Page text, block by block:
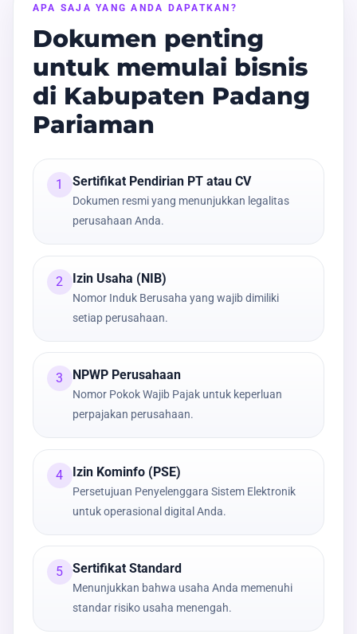
APA SAJA YANG ANDA DAPATKAN?
Dokumen penting
untuk memulai bisnis
di Kabupaten Padang
Pariaman
1 Sertifikat Pendirian PT atau CV
Dokumen resmi yang menunjukkan legalitas
perusahaan Anda.
2 Izin Usaha (NIB)
Nomor Induk Berusaha yang wajib dimiliki
setiap perusahaan.
3 NPWP Perusahaan
Nomor Pokok Wajib Pajak untuk keperluan
perpajakan perusahaan.
4 Izin Kominfo (PSE)
Persetujuan Penyelenggara Sistem Elektronik
untuk operasional digital Anda.
5 Sertifikat Standard
Menunjukkan bahwa usaha Anda memenuhi
standar risiko usaha menengah.